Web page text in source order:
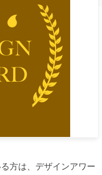
方は、デザインアワー